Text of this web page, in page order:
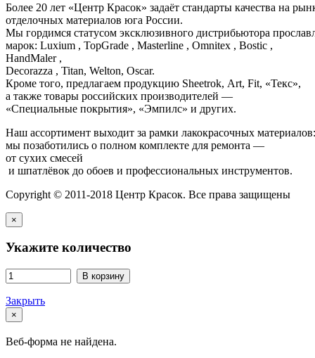
Более 20 лет «Центр Красок» задаёт стандарты качества на
отделочных материалов юга России.
Мы гордимся статусом эксклюзивного дистрибьютора
марок: Luxium , TopGrade , Masterline , Omnitex , Bostic ,
HandMaler ,
Decorazza , Titan, Welton, Oscar.
Кроме того, предлагаем продукцию Sheetrok, Art, Fit, «Текс»,
а также товары российских производителей —
«Специальные покрытия», «Эмпилс» и других.
Наш ассортимент выходит за рамки лакокрасочных
мы позаботились о полном комплекте для ремонта —
от сухих смесей
и шпатлёвок до обоев и профессиональных инструментов.
Copyright © 2011-2018 Центр Красок. Все права защищены
×
Укажите количество
В корзину
Закрыть
×
Веб-форма не найдена.